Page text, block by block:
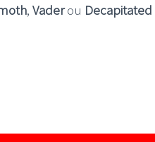
, Vaderou Decapitated